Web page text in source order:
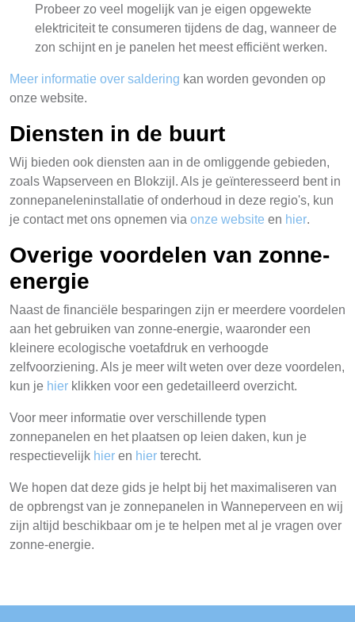
Probeer zo veel mogelijk van je eigen opgewekte
elektriciteit te consumeren tijdens de dag, wanneer de
zon schijnt en je panelen het meest efficiënt werken.
Meer informatie over saldering kan worden gevonden op
onze website.
Diensten in de buurt
Wij bieden ook diensten aan in de omliggende gebieden,
zoals Wapserveen en Blokzijl. Als je geïnteresseerd bent in
zonnepaneleninstallatie of onderhoud in deze regio's, kun
je contact met ons opnemen via onze website en hier.
Overige voordelen van zonne-
energie
Naast de financiële besparingen zijn er meerdere voordelen
aan het gebruiken van zonne-energie, waaronder een
kleinere ecologische voetafdruk en verhoogde
zelfvoorziening. Als je meer wilt weten over deze voordelen,
kun je hier klikken voor een gedetailleerd overzicht.
Voor meer informatie over verschillende typen
zonnepanelen en het plaatsen op leien daken, kun je
respectievelijk hier en hier terecht.
We hopen dat deze gids je helpt bij het maximaliseren van
de opbrengst van je zonnepanelen in Wanneperveen en wij
zijn altijd beschikbaar om je te helpen met al je vragen over
zonne-energie.